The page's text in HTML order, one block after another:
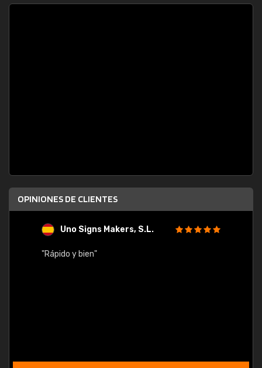
OPINIONES DE CLIENTES
Uno Signs Makers, S.L.
"Rápido y bien"